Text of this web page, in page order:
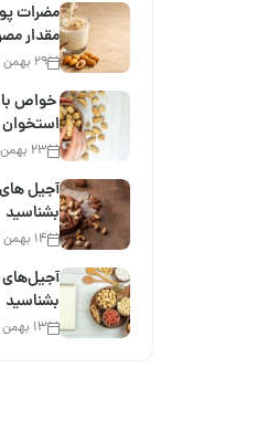
مضرات
مقدار
۲۹ بهمن ۱۴۰۴
خواص
۲۳ بهمن ۱۴۰۳
آجیل های
بشناسید
۱۴ بهمن ۱۴۰۳
بشناسید
۱۳ بهمن ۱۴۰۳